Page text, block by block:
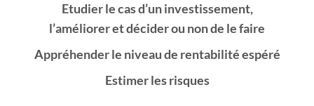
Etudier le cas d’un investissement,
l’amélioreretdéciderou non de le faire
Appréhender le niveau de rentabilité espéré
Estimer lesrisques